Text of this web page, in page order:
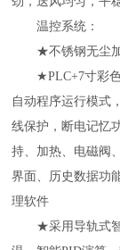
温控系统：
★不锈钢无尘
★PLC+7寸彩
自动程序运行模式
线保护，断电记忆
持、加热、电磁阀
界面、历史数据功
理软件
★采用导轨式